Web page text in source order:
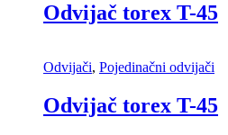
Odvijač torex T-45
Odvijači, Pojedinačni odvijači
Odvijač torex T-45